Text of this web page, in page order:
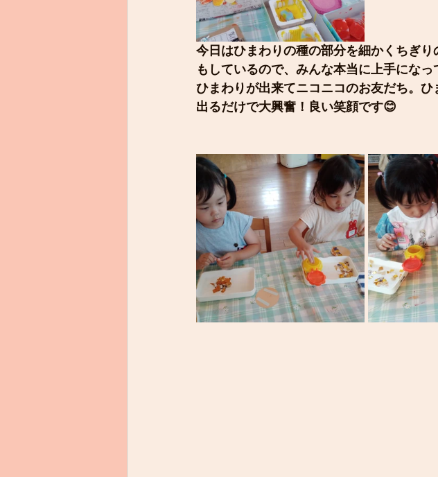
今日はひまわりの種の部分を細かくちぎ
もしているので、みんな本当に上手になっ
ひまわりが出来てニコニコのお友だち。
出るだけで大興奮！良い笑顔です😊